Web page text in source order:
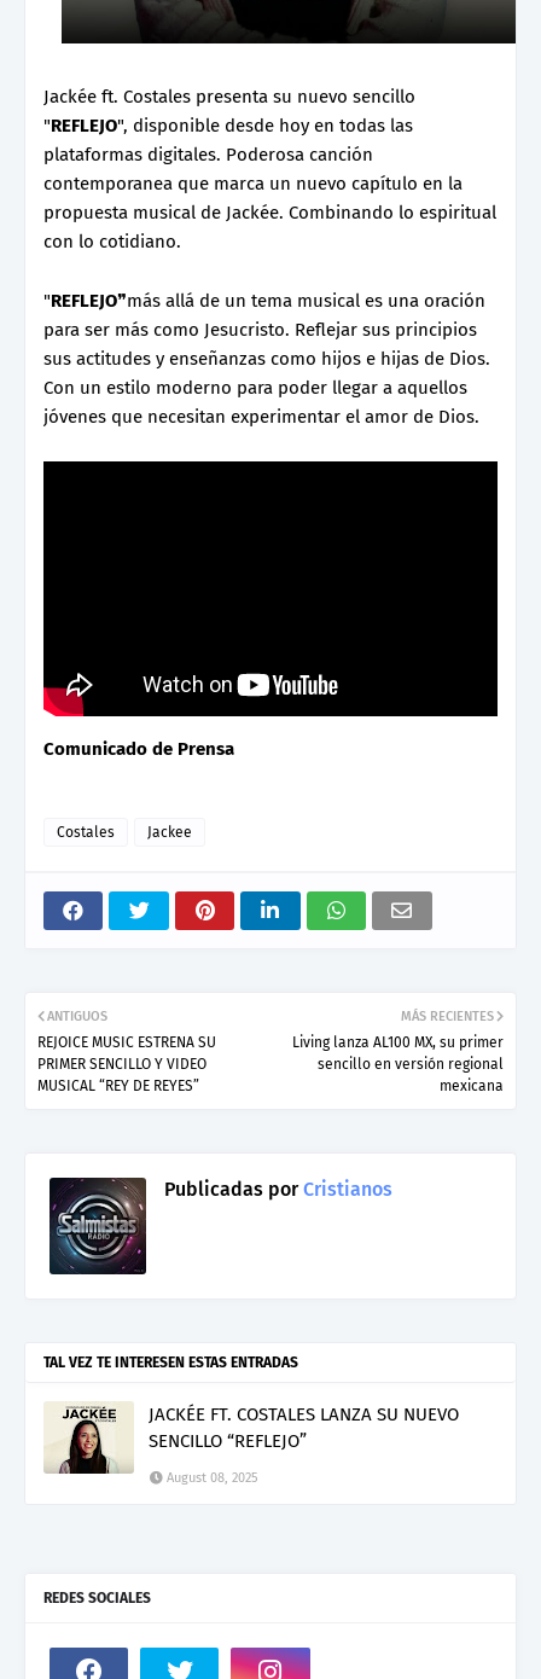
Jackée ft. Costales presenta su nuevo sencillo
"REFLEJO", disponible desde hoy en todas las
plataformas digitales. Poderosa canción
contemporanea que marca un nuevo capítulo en la
propuesta musical de Jackée. Combinando lo espiritual
con lo cotidiano.
"REFLEJO❞más allá de un tema musical es una oración
para ser más como Jesucristo. Reflejar sus principios
sus actitudes y enseñanzas como hijos e hijas de Dios.
Con un estilo moderno para poder llegar a aquellos
jóvenes que necesitan experimentar el amor de Dios.
Comunicado de Prensa
Costales Jackee
MÁS RECIENTES
Living lanza AL100 MX, su primer
sencillo en versión regional
mexicana
ANTIGUOS
REJOICE MUSIC ESTRENA SU
PRIMER SENCILLO Y VIDEO
MUSICAL “REY DE REYES”
Publicadas porCristianos
TAL VEZ TE INTERESEN ESTAS ENTRADAS
JACKÉE FT. COSTALES LANZA SU NUEVO
SENCILLO “REFLEJO”
August 08, 2025
REDES SOCIALES